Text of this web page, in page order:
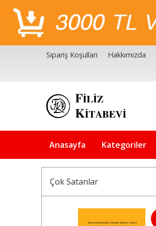
Sipariş Koşulları Hakkımızda
Anasayfa Kategoriler
Çok Satanlar